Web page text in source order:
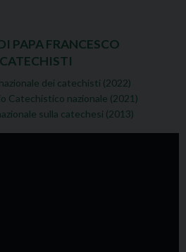
PAPA FRANCESCO
dei catechisti (2022)
Catechistico nazionale (2021)
sulla catechesi (2013)